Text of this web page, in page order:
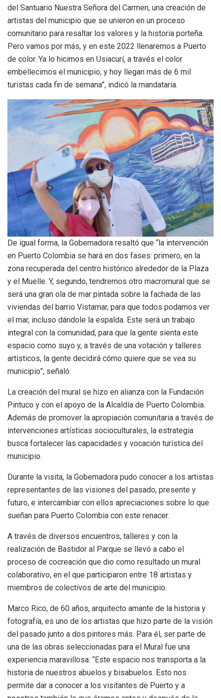
del Santuario Nuestra Señora del Carmen, una creación de
artistas del municipio que se unieron en un proceso
comunitario para resaltar los valores y la historia porteña.
Pero vamos por más, y en este 2022 llenaremos a Puerto
de color. Ya lo hicimos en Usiacurí, a través el color
embellecimos el municipio, y hoy llegan más de 6 mil
turistas cada fin de semana”, indicó la mandataria.
De igual forma, la Gobernadora resaltó que “la intervención
en Puerto Colombia se hará en dos fases: primero, en la
zona recuperada del centro histórico alrededor de la Plaza
y el Muelle. Y, segundo, tendremos otro macromural que se
será una gran ola de mar pintada sobre la fachada de las
viviendas del barrio Vistamar, para que todos podamos ver
el mar, incluso dándole la espalda. Este será un trabajo
integral con la comunidad, para que la gente sienta este
espacio como suyo y, a través de una votación y talleres
artísticos, la gente decidirá cómo quiere que se vea su
municipio”, señaló.
La creación del mural se hizo en alianza con la Fundación
Pintuco y con el apoyo de la Alcaldía de Puerto Colombia.
Además de promover la apropiación comunitaria a través de
intervenciones artísticas socioculturales, la estrategia
busca fortalecer las capacidades y vocación turística del
municipio.
Durante la visita, la Gobernadora pudo conocer a los artistas
representantes de las visiones del pasado, presente y
futuro, e intercambiar con ellos apreciaciones sobre lo que
sueñan para Puerto Colombia con este renacer.
A través de diversos encuentros, talleres y con la
realización de Bastidor al Parque se llevó a cabo el
proceso de cocreación que dio como resultado un mural
colaborativo, en el que participaron entre 18 artistas y
miembros de colectivos de arte del municipio.
Marco Rico, de 60 años, arquitecto amante de la historia y
fotografía, es uno de los artistas que hizo parte de la visión
del pasado junto a dos pintores más. Para él, ser parte de
una de las obras seleccionadas para el Mural fue una
experiencia maravillosa: “Este espacio nos transporta a la
historia de nuestros abuelos y bisabuelos. Esto nos
permite dar a conocer a los visitantes de Puerto y a